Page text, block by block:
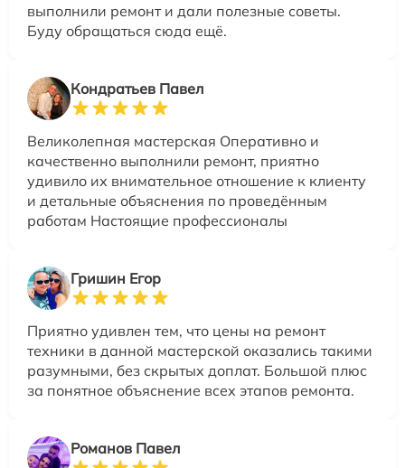
выполнили ремонт и дали полезные советы.
Буду обращаться сюда ещё.
Кондратьев Павел
Великолепная мастерская Оперативно и
качественно выполнили ремонт, приятно
удивило их внимательное отношение к клиенту
и детальные объяснения по проведённым
работам Настоящие профессионалы
Гришин Егор
Приятно удивлен тем, что цены на ремонт
техники в данной мастерской оказались такими
разумными, без скрытых доплат. Большой плюс
за понятное объяснение всех этапов ремонта.
Романов Павел